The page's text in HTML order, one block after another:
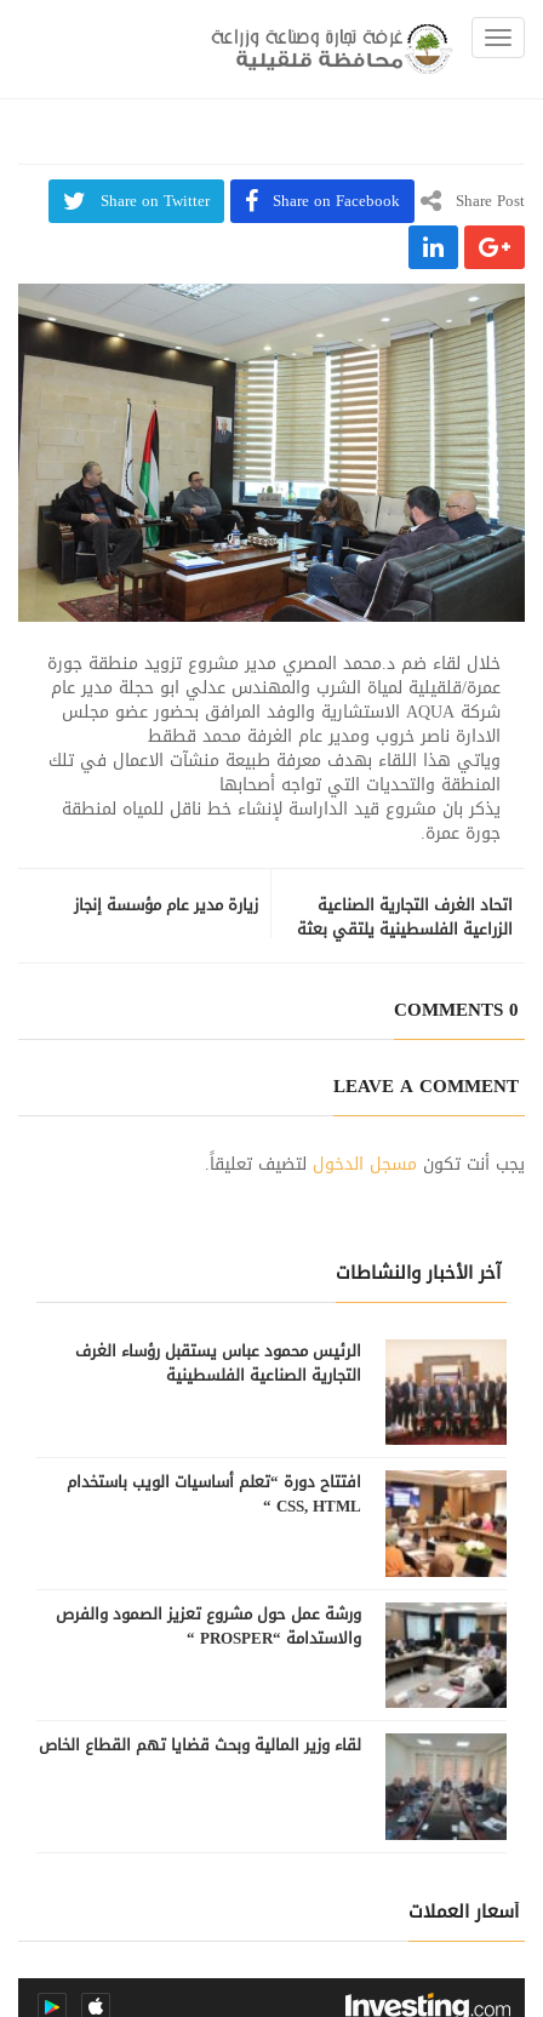
Toggle navigation
Share Post
Share on Facebook
Share on Twitter
خلال لقاء ضم د.محمد المصري مدير مشروع تزويد منطقة جورة
عمرة/قلقيلية لمياة الشرب والمهندس عدلي ابو حجلة مدير عام
شركة AQUA الاستشارية والوفد المرافق بحضور عضو مجلس
الادارة ناصر خروب ومدير عام الغرفة محمد قطقط
وياتي هذا اللقاء بهدف معرفة طبيعة منشآت الاعمال في تلك
المنطقة والتحديات التي تواجه أصحابها
يذكر بان مشروع قيد الداراسة لإنشاء خط ناقل للمياه لمنطقة
جورة عمرة.
زيارة مدير عام مؤسسة إنجاز
اتحاد الغرف التجارية الصناعية
الزراعية الفلسطينية يلتقي بعثة
0 COMMENTS
LEAVE A COMMENT
يجب أنت تكون مسجل الدخول لتضيف تعليقاً.
آخر الأخبار والنشاطات
الرئيس محمود عباس يستقبل رؤساء الغرف
التجارية الصناعية الفلسطينية
افتتاح دورة “تعلم أساسيات الويب باستخدام
CSS, HTML “
ورشة عمل حول مشروع تعزيز الصمود والفرص
والاستدامة “PROSPER “
لقاء وزير المالية وبحث قضايا تهم القطاع الخاص
أسعار العملات